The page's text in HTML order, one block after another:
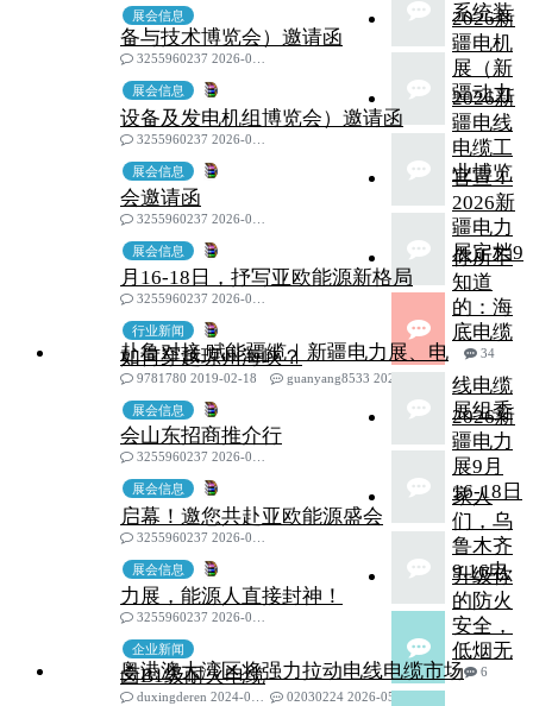
展会信息
系统装
备与技术博览会）邀请函
3255960237 2026-05-22
展会信息
2026新
疆电机
展（新
疆动力
设备及发电机组博览会）邀请函
3255960237 2026-05-22
展会信息
2026新
疆电线
电缆工
业博览
会邀请函
3255960237 2026-05-22
展会信息
官宣！
2026新
疆电力
展定档9
月16-18日，抒写亚欧能源新格局
3255960237 2026-05-22
行业新闻
你所不
知道
的：海
底电缆
如何穿越琼州海峡？
34
9781780 2019-02-18
guanyang8533 2026-05-22
展会信息
赴鲁对接 赋能疆缆｜新疆电力展、电
线电缆
展组委
会山东招商推介行
3255960237 2026-05-20
展会信息
2026新
疆电力
展9月
16-18日
启幕！邀您共赴亚欧能源盛会
3255960237 2026-05-20
展会信息
家人
们，乌
鲁木齐
9.16电
力展，能源人直接封神！
3255960237 2026-05-20
企业新闻
升级你
的防火
安全，
低烟无
卤B1级耐火电缆
6
duxingderen 2024-08-30
02030224 2026-05-20
粤港澳大湾区将强力拉动电线电缆市场